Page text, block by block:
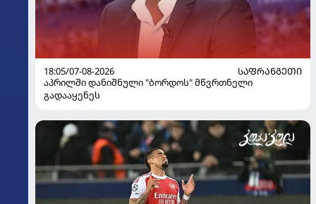
18:05/07-08-2026
ᲡᲐᲤᲠᲐᲜᲒᲔᲗᲘ
აპრილში დანიშნული "ბორდოს" მწვრთნელი
გადააყენეს